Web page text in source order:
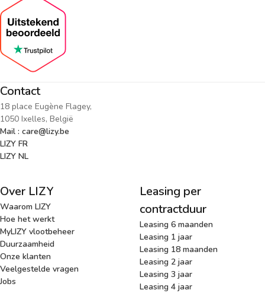
Contact
18 place Eugène Flagey,
1050 Ixelles, België
Mail : care@lizy.be
LIZY FR
LIZY NL
Over LIZY
Waarom LIZY
Hoe het werkt
MyLIZY vlootbeheer
Duurzaamheid
Onze klanten
Veelgestelde vragen
Jobs
Leasing per
contractduur
Leasing 6 maanden
Leasing 1 jaar
Leasing 18 maanden
Leasing 2 jaar
Leasing 3 jaar
Leasing 4 jaar